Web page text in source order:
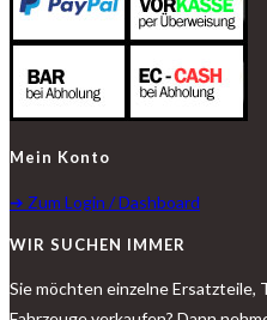
Mein Konto
➔ Zum Login / Dashboard
WIR SUCHEN IMMER
Sie möchten einzelne Ersatzteile,